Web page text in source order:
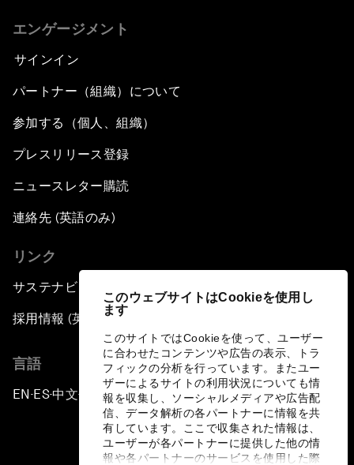
このウェブサイトはCookieを使用し
ます
このサイトではCookieを使って、ユーザー
に合わせたコンテンツや広告の表示、トラ
フィックの分析を行っています。またユー
ザーによるサイトの利用状況についても情
報を収集し、ソーシャルメディアや広告配
信、データ解析の各パートナーに情報を共
有しています。ここで収集された情報は、
ユーザーが各パートナーに提供した他の情
報や各パートナーのサービスを使用した際
エンゲージメント
サインイン
パートナー（組織）について
参加する（個人、組織）
プレスリリース登録
ニュースレター購読
連絡先 (英語のみ)
リンク
サステナビリティへの取り組み
採用情報 (英語のみ)
言語
EN ▪ES▪中文▪ 日本語